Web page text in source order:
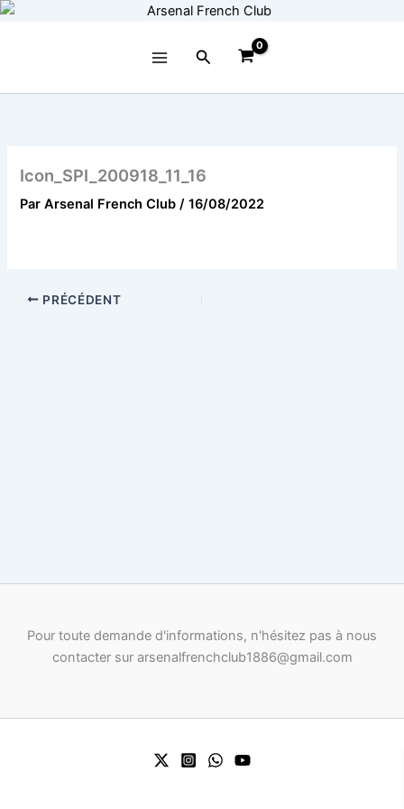
Aller
Rechercher
Icon_SPI_200918_11_16
ParArsenal French Club/16/08/2022
PRÉCÉDENT
Pour toute demande d'informations, n'hésitez pas à nous
contacter sur arsenalfrenchclub1886@gmail.com